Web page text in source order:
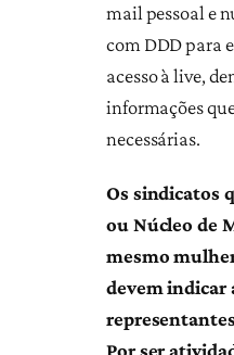
mail pessoal e
com DDD para
acesso à live,
informações
necessárias.
Os sindicatos
ou Núcleo de
mesmo
devem indicar